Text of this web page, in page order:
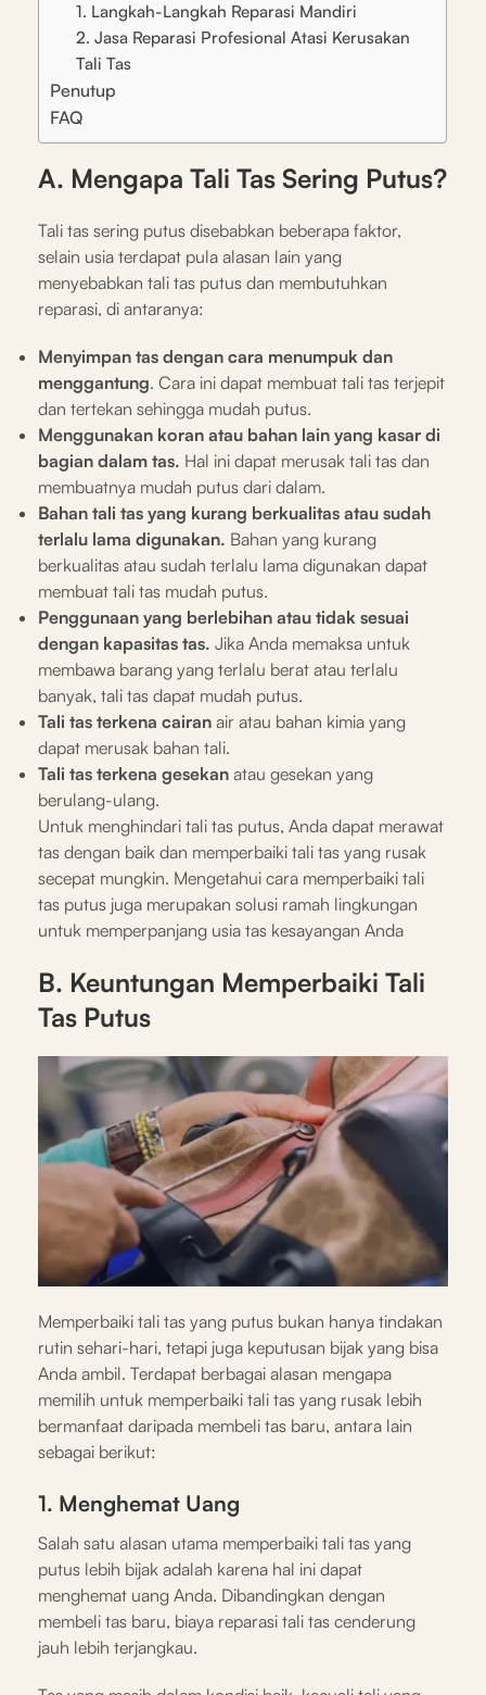
1. Langkah-Langkah Reparasi Mandiri
2. Jasa Reparasi Profesional Atasi Kerusakan
Tali Tas
Penutup
FAQ
A. Mengapa Tali Tas Sering Putus?
Tali tas sering putus disebabkan beberapa faktor,
selain usia terdapat pula alasan lain yang
menyebabkan tali tas putus dan membutuhkan
reparasi, di antaranya:
Menyimpan tas dengan cara menumpuk dan
menggantung. Cara ini dapat membuat tali tas terjepit
dan tertekan sehingga mudah putus.
Menggunakan koran atau bahan lain yang kasar di
bagian dalam tas. Hal ini dapat merusak tali tas dan
membuatnya mudah putus dari dalam.
Bahan tali tas yang kurang berkualitas atau sudah
terlalu lama digunakan. Bahan yang kurang
berkualitas atau sudah terlalu lama digunakan dapat
membuat tali tas mudah putus.
Penggunaan yang berlebihan atau tidak sesuai
dengan kapasitas tas. Jika Anda memaksa untuk
membawa barang yang terlalu berat atau terlalu
banyak, tali tas dapat mudah putus.
Tali tas terkena cairan air atau bahan kimia yang
dapat merusak bahan tali.
Tali tas terkena gesekan atau gesekan yang
berulang-ulang.
Untuk menghindari tali tas putus, Anda dapat merawat
tas dengan baik dan memperbaiki tali tas yang rusak
secepat mungkin. Mengetahui cara memperbaiki tali
tas putus juga merupakan solusi ramah lingkungan
untuk memperpanjang usia tas kesayangan Anda
B. Keuntungan Memperbaiki Tali
Tas Putus
Memperbaiki tali tas yang putus bukan hanya tindakan
rutin sehari-hari, tetapi juga keputusan bijak yang bisa
Anda ambil. Terdapat berbagai alasan mengapa
memilih untuk memperbaiki tali tas yang rusak lebih
bermanfaat daripada membeli tas baru, antara lain
sebagai berikut:
1. Menghemat Uang
Salah satu alasan utama memperbaiki tali tas yang
putus lebih bijak adalah karena hal ini dapat
menghemat uang Anda. Dibandingkan dengan
membeli tas baru, biaya reparasi tali tas cenderung
jauh lebih terjangkau.